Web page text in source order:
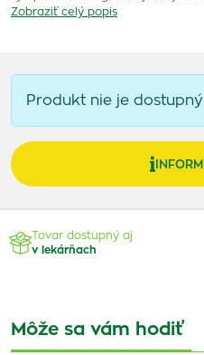
Zobraziť celý popis
Produkt nie je
Tovar dostupný aj
v lekárňach
Môže sa vám hodiť